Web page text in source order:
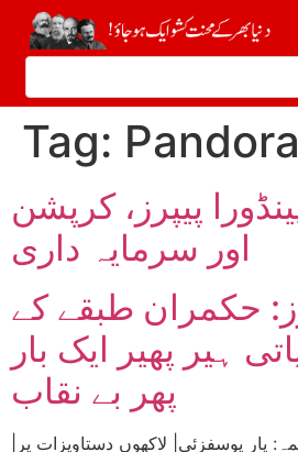
Tag:
پیپرز، کرپشن
اور سرمایہ داری
حکمران طبقے کے
ہیر پھیر ایک بار
پھر بے نقاب